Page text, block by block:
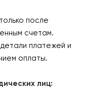
после
счетам.
платежей и
оплаты.
лиц: